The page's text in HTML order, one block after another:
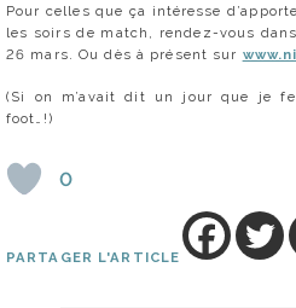
Pour celles que ça intéresse
les soirs de match, rendez-vous
26 mars. Ou dès à présent sur
(Si on m’avait dit un jour que je
foot…!)
0
PARTAGER L'ARTICLE